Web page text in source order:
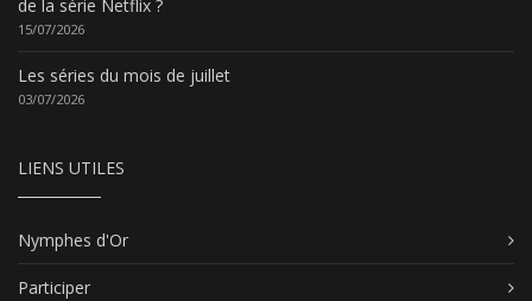
de la série Netflix ?
15/07/2026
Les séries du mois de juillet
03/07/2026
LIENS UTILES
Nymphes d'Or
Participer